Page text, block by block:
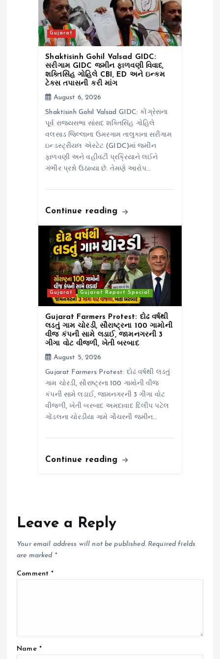
Gujarat
Shaktisinh Gohil Valsad GIDC:
સરીગામ GIDC જમીન ફાળવણી વિવાદ,
શક્તિસિંહ ગોહિલે CBI, ED અને ઇન્કમ
ટેક્સ તપાસની કરી માંગ
August 6, 2026
Shaktisinh Gohil Valsad GIDC: કોંગ્રેસના
પૂર્વ રાજ્યસભા સાંસદ શક્તિસિંહ ગોહિલે
વલસાડ જિલ્લાના ઉમરગામ તાલુકાના સરીગામ
ઇન્ડસ્ટ્રીયલ એસ્ટેટ (GIDC)માં જમીન
ફાળવણી અને વહીવટી પ્રક્રિયાને લઈને
ગંભીર પ્રશ્નો ઉઠાવ્યા છે. તેમણે આરોપ…
Continue reading
Gujarat Gujarat Report Special
Gujarat Farmers Protest: દોઢ વર્ષથી
લડતું ગામ ચોરડી, સૌરાષ્ટ્રના 100 ગામોની
વીજ કંપની સામે લડાઈ, જામનગરની 3
ગીગા વોટ વીજળી, ખેતી બરબાદ
August 5, 2026
Gujarat Farmers Protest: દોઢ વર્ષથી લડતું
ગામ ચોરડી, સૌરાષ્ટ્રના 100 ગામોની વીજ
કંપની સામે લડાઈ, જામનગરની 3 ગીગા વોટ
વીજળી, ખેતી બરબાદ અમદાવાદ દિલીપ પટેલ
ગોંડલના ચોરડીયા ગામે ગૌચરની જમીન…
Continue reading
Leave a Reply
Your email address will not be published. Required fields
are marked *
Comment*
Name *